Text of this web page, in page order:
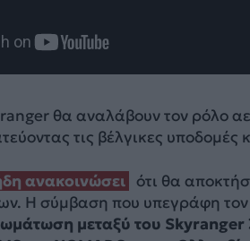
θα αναλάβουν τον ρόλο
τις βέλγικες
ανακοινώσει ότι θα
Η σύμβαση που υπεγράφη τον
μεταξύ του